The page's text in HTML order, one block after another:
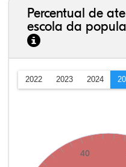
Percentual de
escola da
2022 2023 2024
40